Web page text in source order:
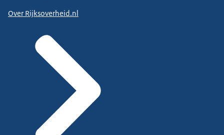
Over Rijksoverheid.nl